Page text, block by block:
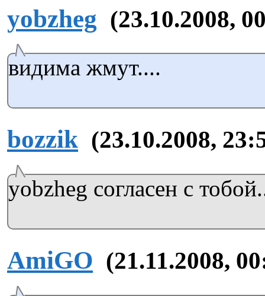
yobzheg (23.10.2008,
видима жмут....
bozzik (23.10.2008,
yobzheg согласен с
AmiGO (21.11.2008,